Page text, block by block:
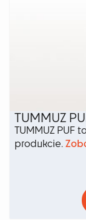
TUMMUZ
TUMMUZ PUF
produkcie.